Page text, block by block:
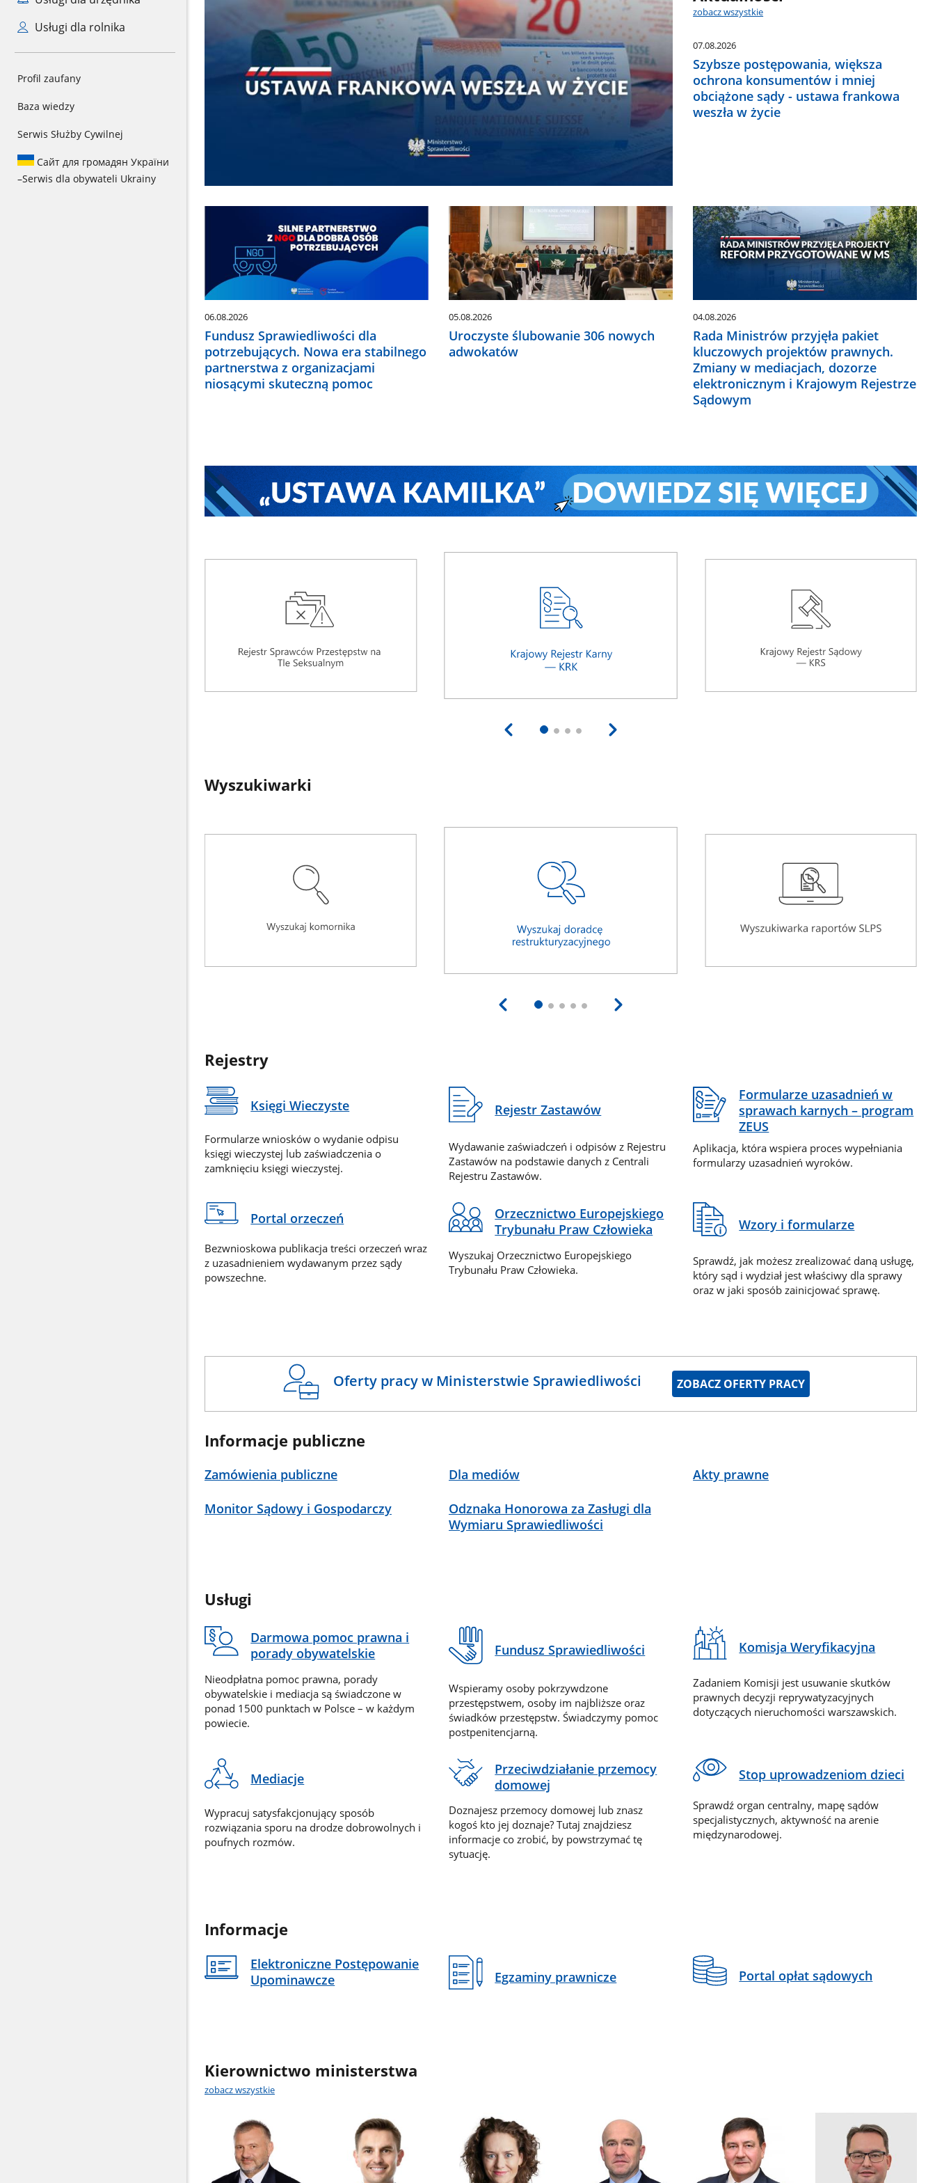
Usługi dla rolnika
Profil zaufany
Baza wiedzy
Serwis Służby Cywilnej
Сайт для громадян України
–Serwis dla obywateli Ukrainy
zobacz wszystkie
07.08.2026
Szybsze postępowania, większa
ochrona konsumentów i mniej
obciążone sądy - ustawa frankowa
weszła w życie
06.08.2026
Fundusz Sprawiedliwości dla
potrzebujących. Nowa era stabilnego
partnerstwa z organizacjami
niosącymi skuteczną pomoc
05.08.2026
Uroczyste ślubowanie 306 nowych
adwokatów
04.08.2026
Rada Ministrów przyjęła pakiet
kluczowych projektów prawnych.
Zmiany w mediacjach, dozorze
elektronicznym i Krajowym Rejestrze
Sądowym
Wyszukiwarki
Rejestry
Księgi Wieczyste
Formularze wniosków o wydanie odpisu
księgi wieczystej lub zaświadczenia o
zamknięciu księgi wieczystej.
Rejestr Zastawów
Wydawanie zaświadczeń i odpisów z Rejestru
Zastawów na podstawie danych z Centrali
Rejestru Zastawów.
Formularze uzasadnień w
sprawach karnych – program
ZEUS
Aplikacja, która wspiera proces wypełniania
formularzy uzasadnień wyroków.
Portal orzeczeń
Bezwnioskowa publikacja treści orzeczeń wraz
z uzasadnieniem wydawanym przez sądy
powszechne.
Orzecznictwo Europejskiego
Trybunału Praw Człowieka
Wyszukaj Orzecznictwo Europejskiego
Trybunału Praw Człowieka.
Wzory i formularze
Sprawdź, jak możesz zrealizować daną usługę,
który sąd i wydział jest właściwy dla sprawy
oraz w jaki sposób zainicjować sprawę.
Oferty pracy w Ministerstwie Sprawiedliwości ZOBACZ OFERTY PRACY
Informacje publiczne
Zamówienia publiczne Dla mediów Akty prawne
Monitor Sądowy i Gospodarczy
Odznaka Honorowa za Zasługi dla
Wymiaru Sprawiedliwości
Usługi
Darmowa pomoc prawna i
porady obywatelskie
Nieodpłatna pomoc prawna, porady
obywatelskie i mediacja są świadczone w
ponad 1500 punktach w Polsce – w każdym
powiecie.
Fundusz Sprawiedliwości
Wspieramy osoby pokrzywdzone
przestępstwem, osoby im najbliższe oraz
świadków przestępstw. Świadczymy pomoc
postpenitencjarną.
Komisja Weryfikacyjna
Zadaniem Komisji jest usuwanie skutków
prawnych decyzji reprywatyzacyjnych
dotyczących nieruchomości warszawskich.
Mediacje
Wypracuj satysfakcjonujący sposób
rozwiązania sporu na drodze dobrowolnych i
poufnych rozmów.
Przeciwdziałanie przemocy
domowej
Doznajesz przemocy domowej lub znasz
kogoś kto jej doznaje? Tutaj znajdziesz
informacje co zrobić, by powstrzymać tę
sytuację.
Stop uprowadzeniom dzieci
Sprawdź organ centralny, mapę sądów
specjalistycznych, aktywność na arenie
międzynarodowej.
Informacje
Elektroniczne Postępowanie
Upominawcze
Egzaminy prawnicze Portal opłat sądowych
Kierownictwo ministerstwa
zobacz wszystkie